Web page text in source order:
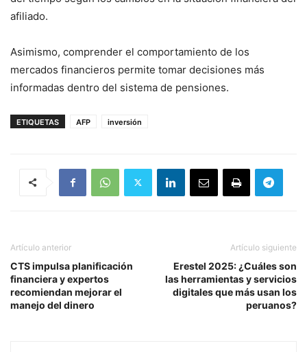
afiliado.
Asimismo, comprender el comportamiento de los
mercados financieros permite tomar decisiones más
informadas dentro del sistema de pensiones.
ETIQUETAS AFP inversión
Artículo anterior
CTS impulsa planificación
financiera y expertos
recomiendan mejorar el
manejo del dinero
Artículo siguiente
Erestel 2025: ¿Cuáles son
las herramientas y servicios
digitales que más usan los
peruanos?